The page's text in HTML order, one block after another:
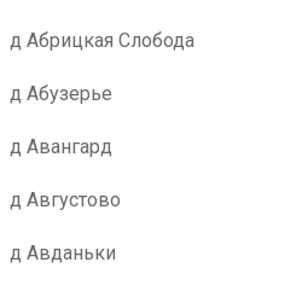
д Абрицкая Слобода
д Абузерье
д Авангард
д Августово
д Авданьки